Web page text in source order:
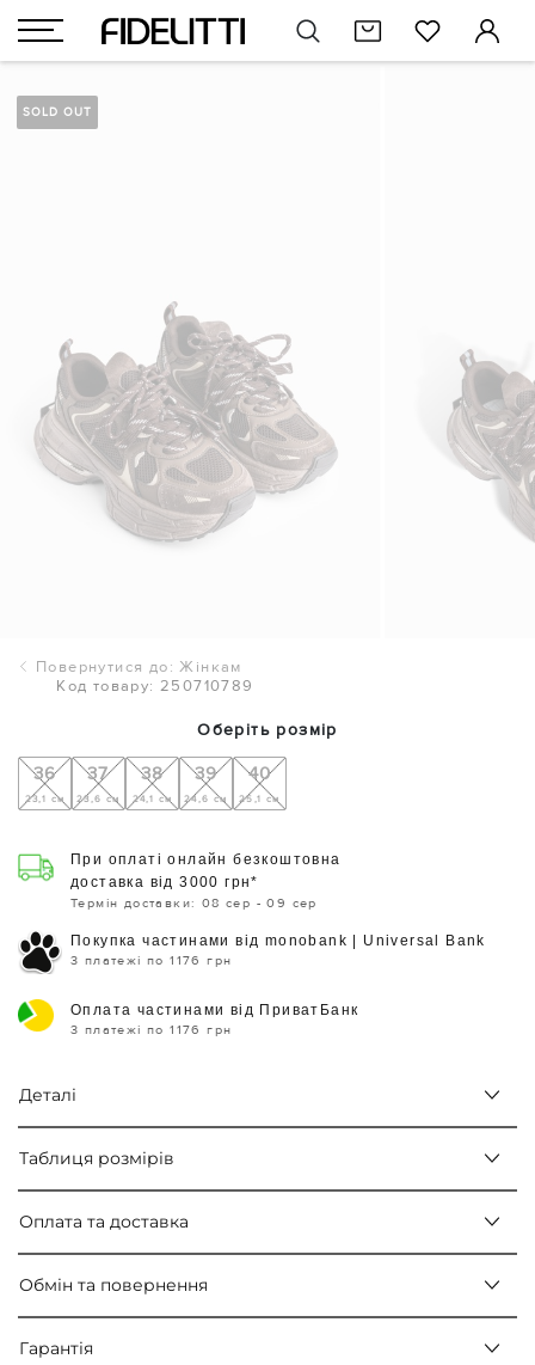
SOLD OUT
Повернутися до: Жінкам
Код товару: 250710789
Оберіть розмір
36
23,1 см
37
23,6 см
38
24,1 см
39
24,6 см
40
25,1 см
При оплаті онлайн безкоштовна
доставка від 3000 грн*
Термін доставки: 08 сер - 09 сер
Покупка частинами від monobank | Universal Bank
3 платежі по 1176 грн
Оплата частинами від ПриватБанк
3 платежі по 1176 грн
Деталі
Таблиця розмірів
Оплата та доставка
Обмін та повернення
Гарантія